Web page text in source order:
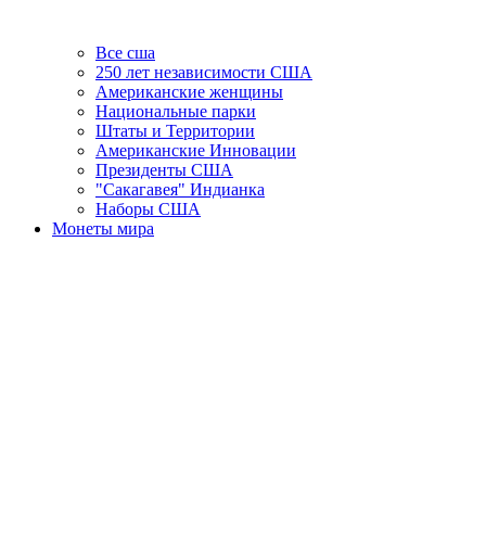
Все сша
250 лет независимости США
Американские женщины
Национальные парки
Штаты и Территории
Американские Инновации
Президенты США
"Сакагавея" Индианка
Наборы США
Монеты мира